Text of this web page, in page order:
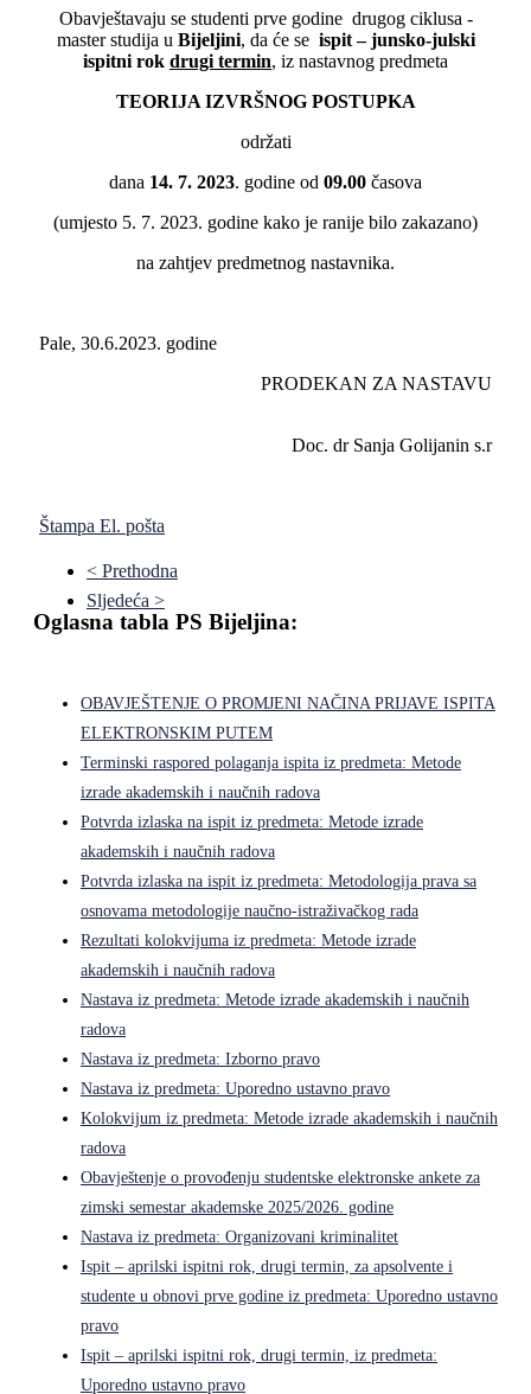
Obavještavaju se studenti prve godine drugog ciklusa -
master studija u Bijeljini, da će se ispit – junsko-julski
ispitni rok drugi termin, iz nastavnog predmeta
TEORIJA IZVRŠNOG POSTUPKA
održati
dana 14. 7. 2023. godine od 09.00 časova
(umjesto 5. 7. 2023. godine kako je ranije bilo zakazano)
na zahtjev predmetnog nastavnika.
Pale, 30.6.2023. godine
PRODEKAN ZA NASTAVU
Doc. dr Sanja Golijanin s.r
Štampa El. pošta
< Prethodna
Sljedeća >
Oglasna tabla PS Bijeljina:
OBAVJEŠTENJE O PROMJENI NAČINA PRIJAVE ISPITA
ELEKTRONSKIM PUTEM
Terminski raspored polaganja ispita iz predmeta: Metode
izrade akademskih i naučnih radova
Potvrda izlaska na ispit iz predmeta: Metode izrade
akademskih i naučnih radova
Potvrda izlaska na ispit iz predmeta: Metodologija prava sa
osnovama metodologije naučno-istraživačkog rada
Rezultati kolokvijuma iz predmeta: Metode izrade
akademskih i naučnih radova
Nastava iz predmeta: Metode izrade akademskih i naučnih
radova
Nastava iz predmeta: Izborno pravo
Nastava iz predmeta: Uporedno ustavno pravo
Kolokvijum iz predmeta: Metode izrade akademskih i naučnih
radova
Obavještenje o provođenju studentske elektronske ankete za
zimski semestar akademske 2025/2026. godine
Nastava iz predmeta: Organizovani kriminalitet
Ispit – aprilski ispitni rok, drugi termin, za apsolvente i
studente u obnovi prve godine iz predmeta: Uporedno ustavno
pravo
Ispit – aprilski ispitni rok, drugi termin, iz predmeta:
Uporedno ustavno pravo